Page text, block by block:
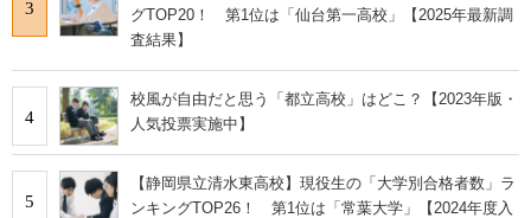
3
グTOP20！ 第1位は「仙台第一高校」【2025年最新調
査結果】
4
校風が自由だと思う「都立高校」はどこ？【2023年版・
人気投票実施中】
5
【静岡県立清水東高校】現役生の「大学別合格者数」ラ
ンキングTOP26！ 第1位は「常葉大学」【2024年度入